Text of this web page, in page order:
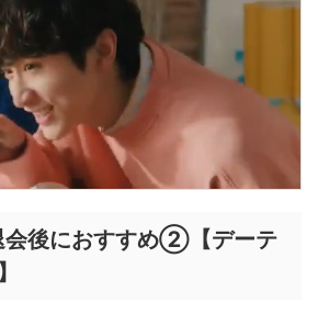
会後におすすめ②【デーテ